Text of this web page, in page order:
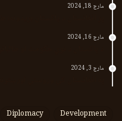
مارچ 18, 2024
مارچ 16, 2024
مارچ 3, 2024
Development
Diplomacy